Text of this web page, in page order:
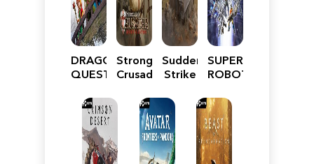
DRAGON
QUEST
Reimagined
Stronghold
Crusader:
Edition
Sudden
Strike
SUPER
ROBOT
Y